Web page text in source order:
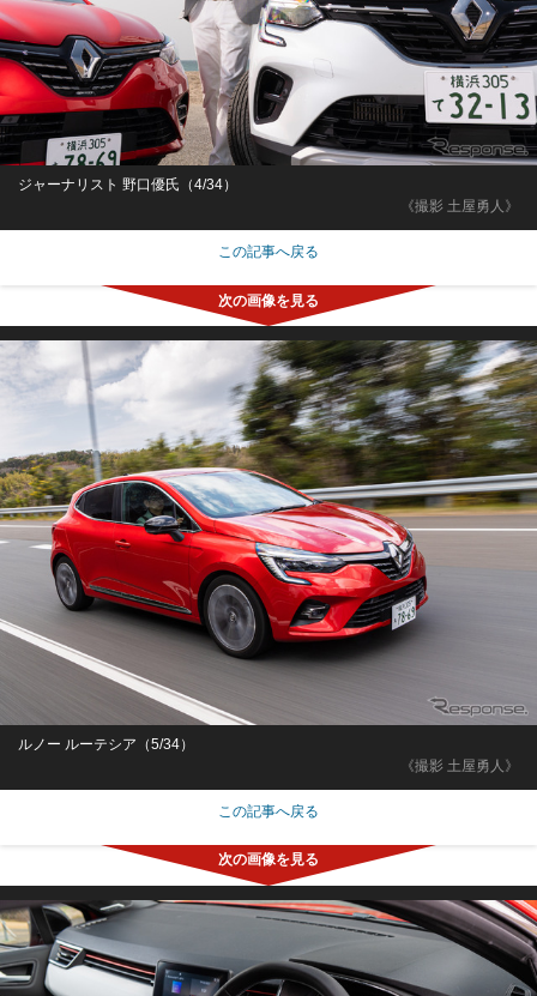
《撮影 土屋勇人》
ジャーナリスト 野口優氏（4/34）
この記事へ戻る
《撮影 土屋勇人》
ルノー ルーテシア（5/34）
この記事へ戻る